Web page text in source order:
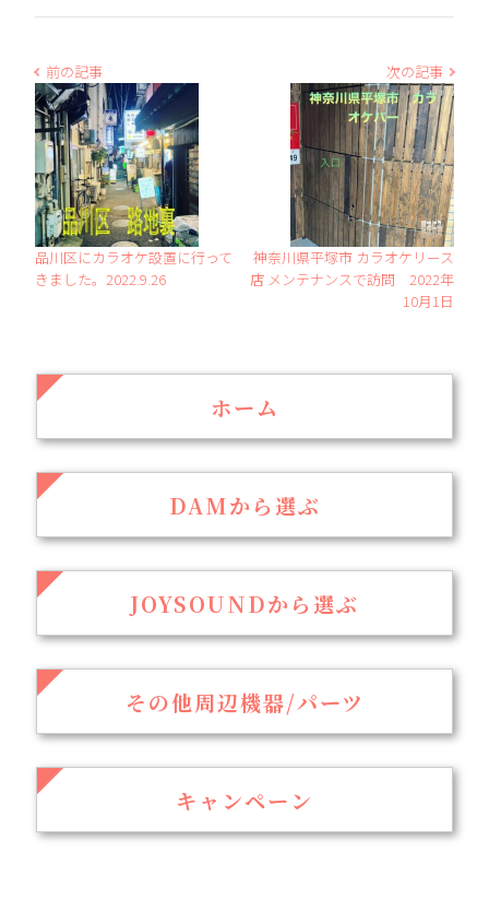
前の記事
品川区にカラオケ設置に行って
きました。2022.9.26
次の記事
神奈川県平塚市 カラオケリース
店 メンテナンスで訪問 2022年
10月1日
ホーム
DAMから選ぶ
JOYSOUNDから選ぶ
その他周辺機器/パーツ
キャンペーン